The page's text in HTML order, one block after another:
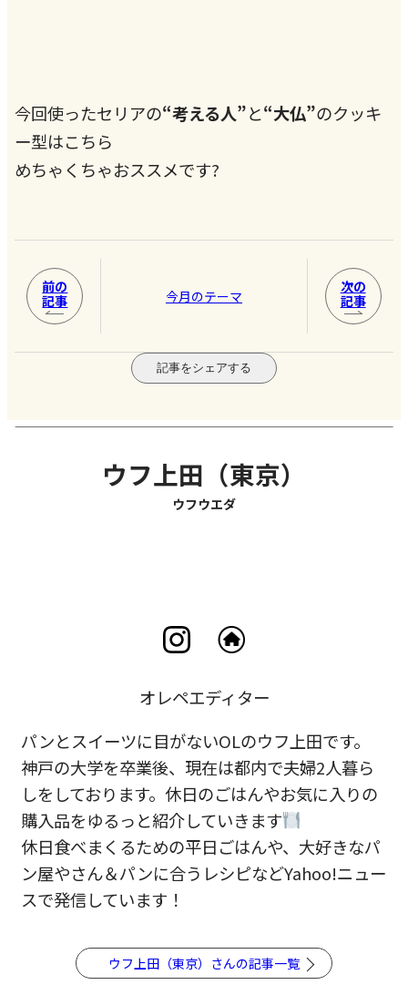
今回使ったセリアの“考える人”と“大仏”のクッキ
ー型はこちら
めちゃくちゃおススメです?
前の
記事
今月のテーマ
次の
記事
記事をシェアする
ウフ上田（東京）
ウフウエダ
オレペエディター
パンとスイーツに目がないOLのウフ上田です。
神戸の大学を卒業後、現在は都内で夫婦2人暮ら
しをしております。休日のごはんやお気に入りの
購入品をゆるっと紹介していきます
休日食べまくるための平日ごはんや、大好きなパ
ン屋やさん＆パンに合うレシピなどYahoo!ニュー
スで発信しています！
ウフ上田（東京）さんの記事一覧